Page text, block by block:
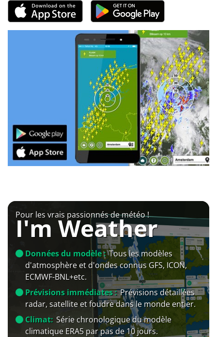
Pour les vrais passionnés de météo !
I'm Weather
Données du modèle : Tous les modèles
d'atmosphère et d'ondes connus GFS, ICON,
ECMWF-BNL+etc.
Prévisions immédiates : Prévisions détaillées
radar, satellite et foudre dans le monde entier.
Climat: Série chronologique du modèle
climatique ERA5 par pas de 10 jours.